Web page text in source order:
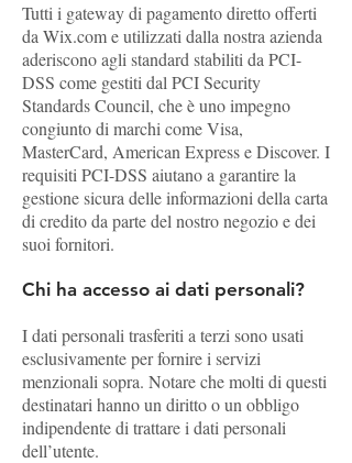
Tutti i gateway di pagamento diretto offerti
da Wix.com e utilizzati dalla nostra azienda
aderiscono agli standard stabiliti da PCI-
DSS come gestiti dal PCI Security
Standards Council, che è uno impegno
congiunto di marchi come Visa,
MasterCard, American Express e Discover. I
requisiti PCI-DSS aiutano a garantire la
gestione sicura delle informazioni della carta
di credito da parte del nostro negozio e dei
suoi fornitori.
Chi ha accesso ai dati personali?
I dati personali trasferiti a terzi sono usati
esclusivamente per fornire i servizi
menzionali sopra. Notare che molti di questi
destinatari hanno un diritto o un obbligo
indipendente di trattare i dati personali
dell’utente.